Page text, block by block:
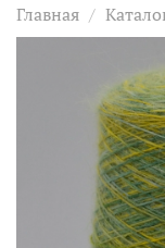
Главная